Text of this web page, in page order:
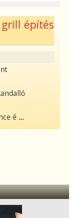
építés
é ...